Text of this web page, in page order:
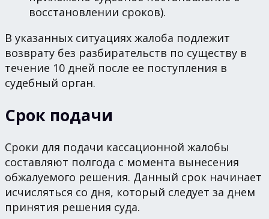
восстановлении сроков).
В указанных ситуациях жалоба подлежит
возврату без разбирательств по существу в
течение 10 дней после ее поступления в
судебный орган.
Срок подачи
Сроки для подачи кассационной жалобы
составляют полгода с момента вынесения
обжалуемого решения. Данный срок начинает
исчисляться со дня, который следует за днем
принятия решения суда.